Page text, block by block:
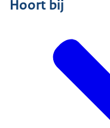
Hoort bij